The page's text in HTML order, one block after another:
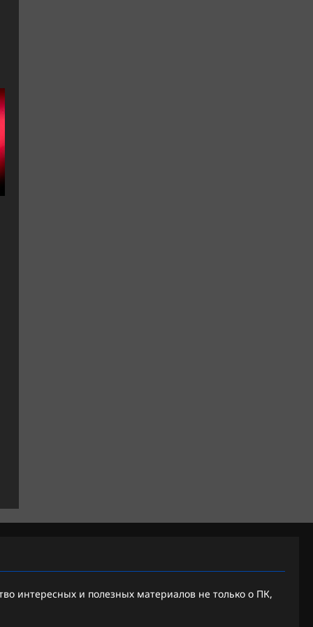
интересных и полезных материалов не только о ПК,